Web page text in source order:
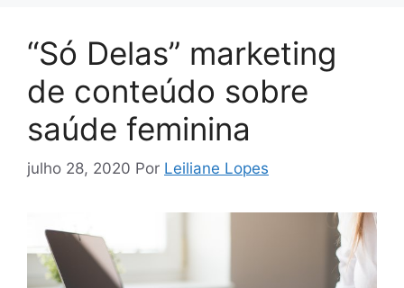
“Só Delas” marketing
de conteúdo sobre
saúde feminina
julho 28, 2020 Por Leiliane Lopes